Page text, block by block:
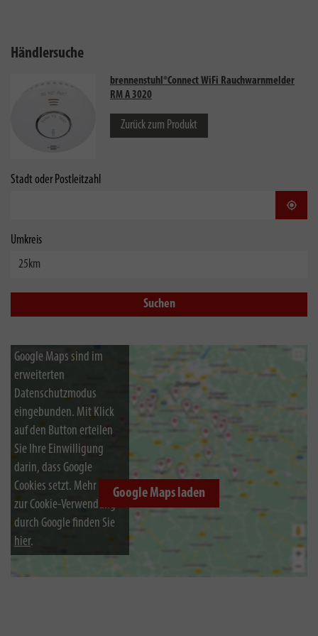
Händlersuche
brennenstuhl®Connect WiFi Rauchwarnmelder
RM A 3020
Zurück zum Produkt
Stadt oder Postleitzahl
Umkreis
Suchen
Google Maps sind im
erweiterten
Datenschutzmodus
eingebunden. Mit Klick
auf den Button erteilen
Sie Ihre Einwilligung
darin, dass Google
Cookies setzt. Mehr Infos
zur Cookie-Verwendung
durch Google finden Sie
hier.
Google Maps laden